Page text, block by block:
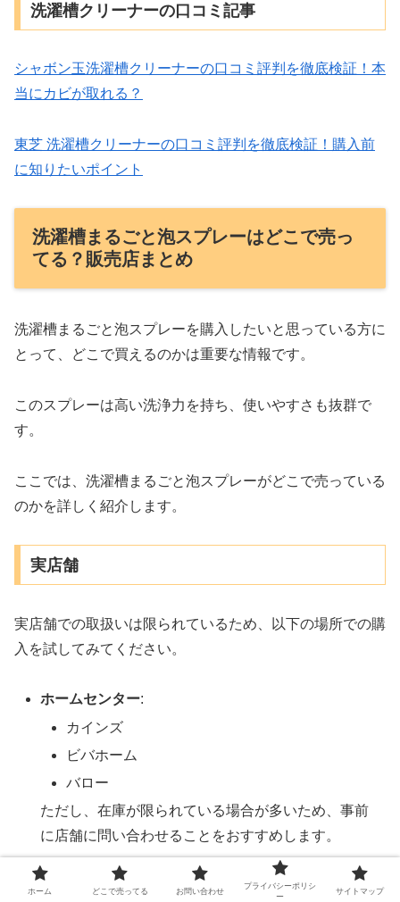
洗濯槽クリーナーの口コミ記事
シャボン玉洗濯槽クリーナーの口コミ評判を徹底検証！本
当にカビが取れる？
東芝 洗濯槽クリーナーの口コミ評判を徹底検証！購入前
に知りたいポイント
洗濯槽まるごと泡スプレーはどこで売っ
てる？販売店まとめ
洗濯槽まるごと泡スプレーを購入したいと思っている方に
とって、どこで買えるのかは重要な情報です。
このスプレーは高い洗浄力を持ち、使いやすさも抜群で
す。
ここでは、洗濯槽まるごと泡スプレーがどこで売っている
のかを詳しく紹介します。
実店舗
実店舗での取扱いは限られているため、以下の場所での購
入を試してみてください。
ホームセンター:
カインズ
ビバホーム
バロー
ただし、在庫が限られている場合が多いため、事前
に店舗に問い合わせることをおすすめします。
オンラインショップ
ホーム どこで売ってる お問い合わせ
プライバシーポリシ
ー
サイトマップ